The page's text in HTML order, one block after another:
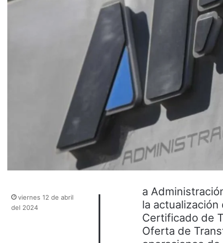
L
a
la
Certificado de
Oferta de
viernes 12 de abril
del 2024